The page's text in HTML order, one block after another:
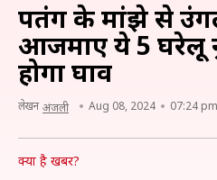
पतंग के मांझे से
आजमाएं ये 5 घरेलू
होगा घाव
लेखन अंजली Aug 08, 2024 07:24 pm
क्या है खबर?